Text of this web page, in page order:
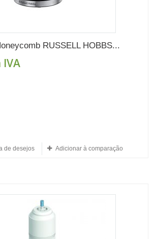
RUSSELL HOBBS...
IVA
de desejos Adicionar à comparação